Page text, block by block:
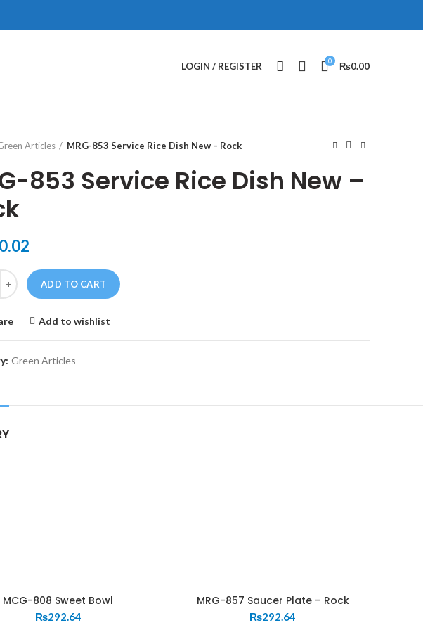
LOGIN / REGISTER 0 ₨0.00
Articles MRG-853 Service Rice Dish New – Rock
853 Service Rice Dish New –
ADD TO CART
Add to wishlist
Green Articles
MCG-808 Sweet Bowl
₨292.64
MRG-857 Saucer Plate – Rock
₨292.64